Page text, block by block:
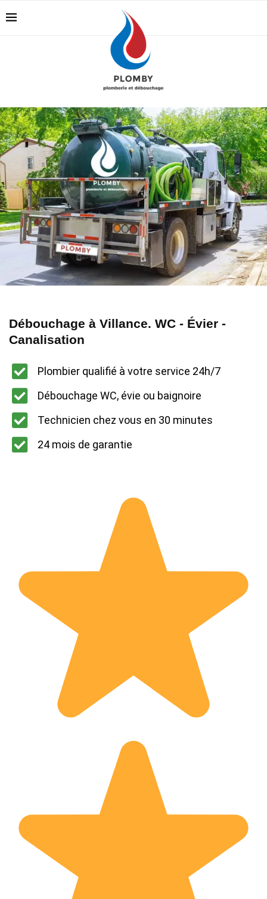
Débouchage à Villance. WC - Évier -
Canalisation
Plombier qualifié à votre service 24h/7
Débouchage WC, évie ou baignoire
Technicien chez vous en 30 minutes
24 mois de garantie